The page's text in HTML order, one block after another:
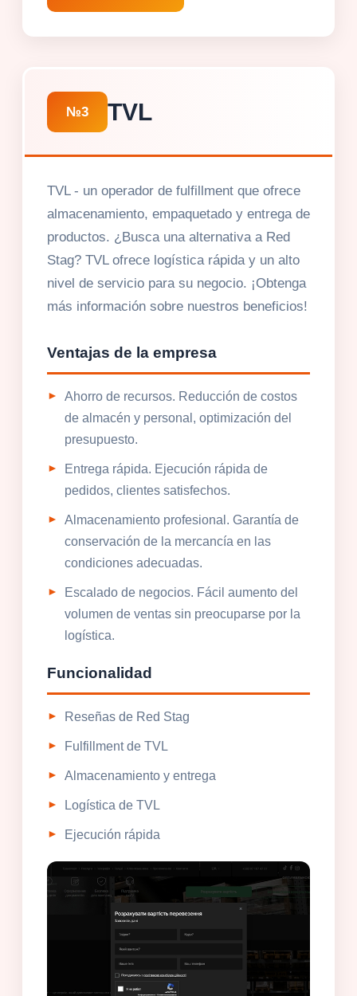
№3 TVL
TVL - un operador de fulfillment que ofrece
almacenamiento, empaquetado y entrega de
productos. ¿Busca una alternativa a Red
Stag? TVL ofrece logística rápida y un alto
nivel de servicio para su negocio. ¡Obtenga
más información sobre nuestros beneficios!
Ventajas de la empresa
Ahorro de recursos. Reducción de costos
de almacén y personal, optimización del
presupuesto.
Entrega rápida. Ejecución rápida de
pedidos, clientes satisfechos.
Almacenamiento profesional. Garantía de
conservación de la mercancía en las
condiciones adecuadas.
Escalado de negocios. Fácil aumento del
volumen de ventas sin preocuparse por la
logística.
Funcionalidad
Reseñas de Red Stag
Fulfillment de TVL
Almacenamiento y entrega
Logística de TVL
Ejecución rápida